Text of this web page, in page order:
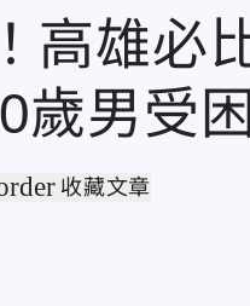
高雄必
男受
收藏文章